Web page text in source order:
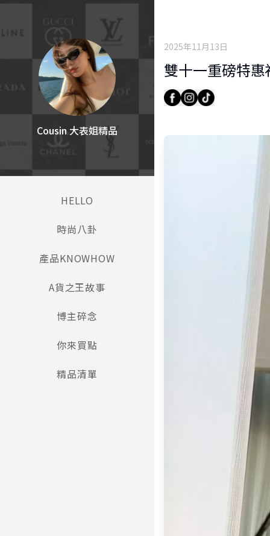
Cousin 大表姐精品
HELLO
時尚八卦
產品KNOWHOW
A貨之王故事
博主碎念
你來買點
精品清單
2025年11月13日
雙十一重磅特惠